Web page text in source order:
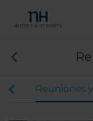
Reuniones